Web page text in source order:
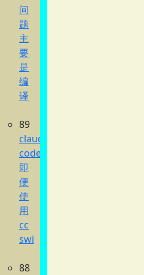
问
题
主
要
是
编
译
89
claude
code
即
便
使
用
cc
swi
88